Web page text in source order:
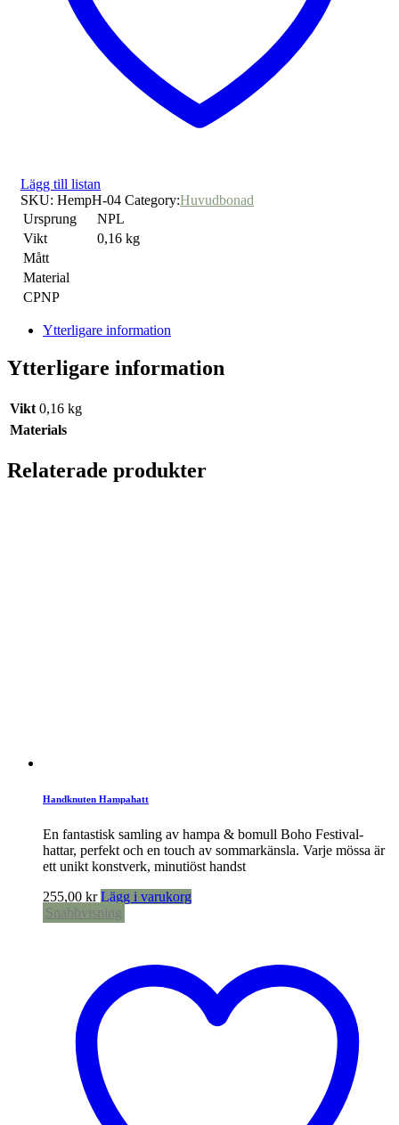
Lägg till listan
SKU: HempH-04 Category:Huvudbonad
Ursprung
NPL
Vikt
0,16 kg
Mått
Material
CPNP
Ytterligare information
Ytterligare information
Vikt 0,16 kg
Materials
Relaterade produkter
Handknuten Hampahatt
En fantastisk samling av hampa & bomull Boho Festival-
hattar, perfekt och en touch av sommarkänsla. Varje mössa är
ett unikt konstverk, minutiöst handst
255,00 kr Lägg i varukorg
Snabbvisning